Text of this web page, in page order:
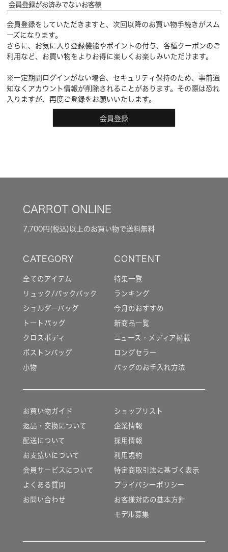
会員登録がお済みでないお客様
会員登録をしていただきますと、次回以降のお買い物手続きがスム
ーズになります。
さらに、お気に入り登録機能やポイントの付与、各種クーポンのご
利用など、お買い物をよりお得に楽しくお楽しみいただけます。
※一定期間ログインがない場合、セキュリティ保持のため、事前通
知なくアカウント情報が削除されることがあります。その際は恐れ
入りますが、再度ご登録をお願いいたします。
会員登録
CARROT ONLINE
7,700円(税込)以上のお買い物で送料無料
全てのアイテム
リュック/バックパック
ショルダーバッグ
トートバッグ
クロスボディ
ボストンバッグ
小物
特集一覧
ランキング
今月のおすすめ
新商品一覧
ニュース・メディア掲載
ロングセラー
バッグのお手入れ方法
お買い物ガイド
返品・交換について
配送について
お支払いについて
会員サービスについて
よくある質問
お問い合わせ
ショップリスト
企業情報
採用情報
利用規約
特定商取引法に基づく表示
プライバシーポリシー
お客様対応の基本方針
モデル募集